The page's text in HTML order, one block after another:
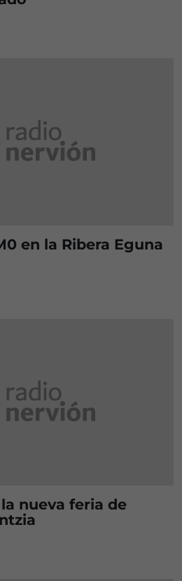
en la Ribera Eguna
nueva feria de